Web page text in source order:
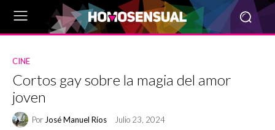
CINE
Cortos gay sobre la magia del amor
joven
Por José Manuel Ríos Julio 23, 2024